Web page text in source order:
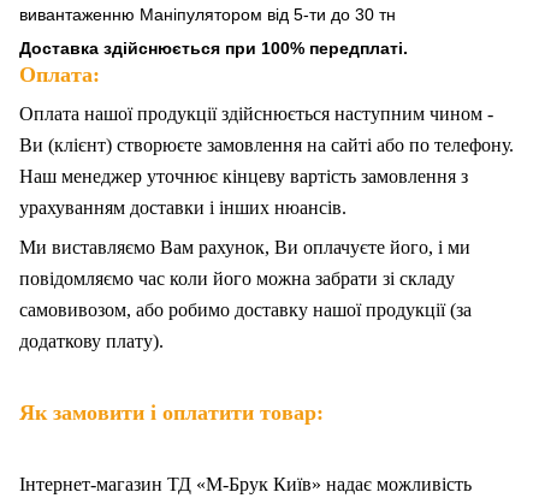
вивантаженню Маніпулятором від 5-ти до 30 тн
Доставка здійснюється при 100% передплаті.
Оплата:
Оплата нашої продукції здійснюється наступним чином -
Ви (клієнт) створюєте замовлення на сайті або по телефону.
Наш менеджер уточнює кінцеву вартість замовлення з
урахуванням доставки і інших нюансів.
Ми виставляємо Вам рахунок, Ви оплачуєте його, і ми
повідомляємо час коли його можна забрати зі складу
самовивозом, або робимо доставку нашої продукції (за
додаткову плату).
Як замовити і оплатити товар:
Інтернет-магазин ТД «М-Брук Київ» надає можливість